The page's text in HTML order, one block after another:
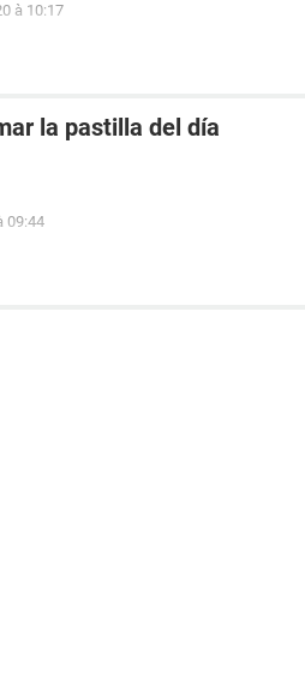
à 10:17
la pastilla del día
09:44